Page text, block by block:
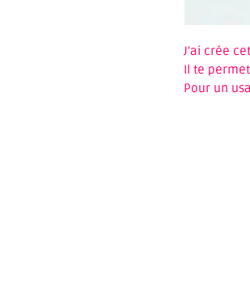
J'ai crée
Il te permet
Pour un